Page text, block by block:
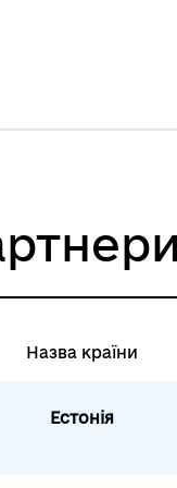
Назва країни
Естонія